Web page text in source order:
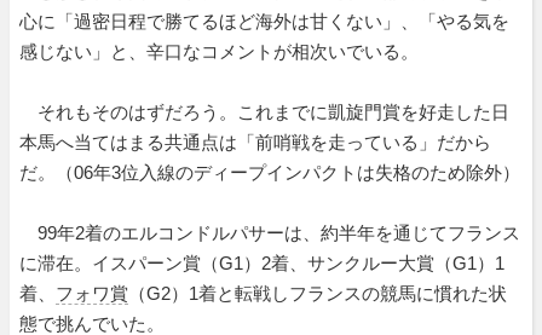
心に「過密日程で勝てるほど海外は甘くない」、「やる気を
感じない」と、辛口なコメントが相次いでいる。
それもそのはずだろう。これまでに凱旋門賞を好走した日
本馬へ当てはまる共通点は「前哨戦を走っている」だから
だ。（06年3位入線のディープインパクトは失格のため除外）
99年2着のエルコンドルパサーは、約半年を通じてフランス
に滞在。イスパーン賞（G1）2着、サンクルー大賞（G1）1
着、 フォワ賞 （G2）1着と転戦しフランスの競馬に慣れた状
態で挑んでいた。